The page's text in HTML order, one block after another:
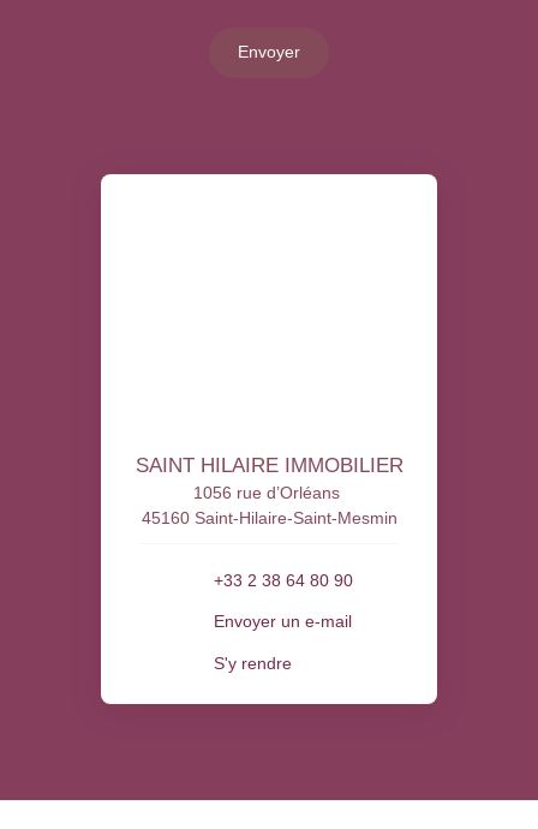
Envoyer
SAINT HILAIRE IMMOBILIER
1056 rue d’Orléans
45160 Saint-Hilaire-Saint-Mesmin
+33 2 38 64 80 90
Envoyer un e-mail
S'y rendre